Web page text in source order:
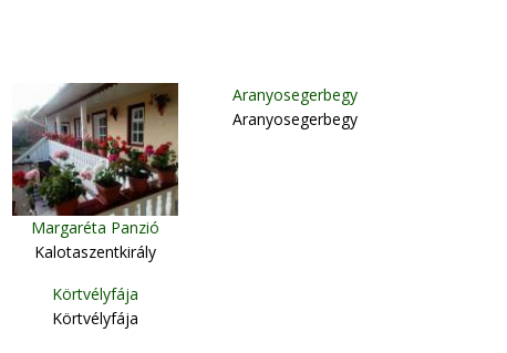
Margaréta Panzió
Kalotaszentkirály
Aranyosegerbegy
Aranyosegerbegy
Körtvélyfája
Körtvélyfája